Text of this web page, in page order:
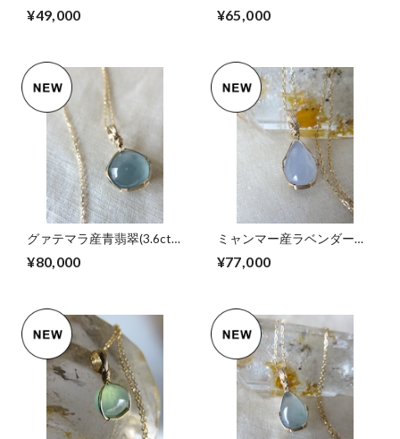
女神巻き®︎ペンダントトッ
¥49,000
ダントトップ
¥65,000
グァテマラ産青翡翠(3.6ct)
¥80,000
ミャンマー産ラベンダー翡
トトップ
¥77,000